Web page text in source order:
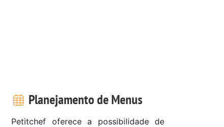
Planejamento de Menus
Petitchef oferece a possibilidade de